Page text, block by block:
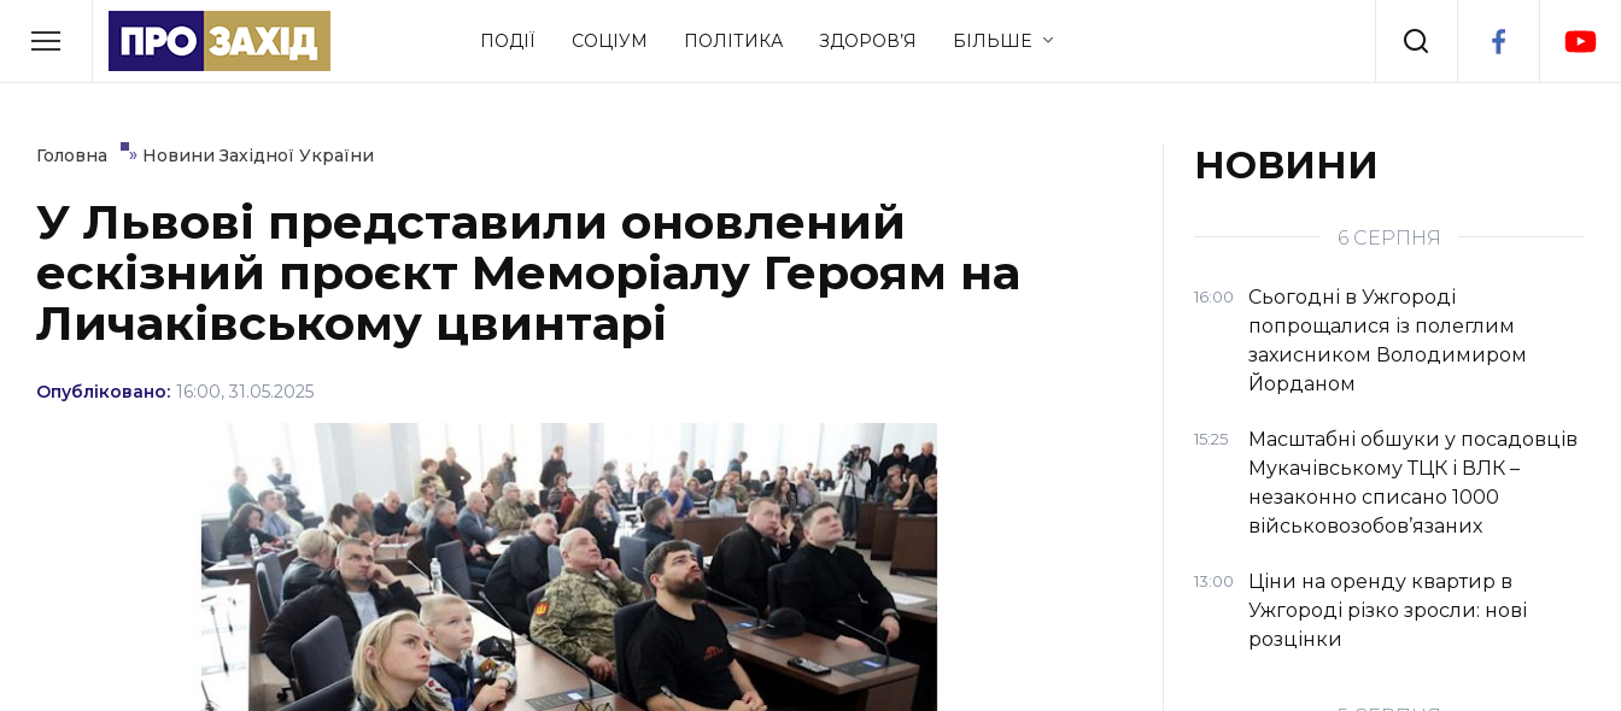
ПОДІЇ СОЦІУМ ПОЛІТИКА ЗДОРОВ’Я БІЛЬШЕ
РУБРИКИ
Економіка Здоров’я Події
Політика Соціум Спорт
Втрачений Ужгород
ЗАКАРПАТСЬКІ НОВИНИ
НОВИНИ ЗАХІДНОЇ УКРАЇНИ
Головна » Новини Західної України
У Львові представили оновлений
ескізний проєкт Меморіалу Героям на
Личаківському цвинтарі
Опубліковано: 16:00, 31.05.2025
НОВИНИ
6 СЕРПНЯ
16:00
Сьогодні в Ужгороді
попрощалися із полеглим
захисником Володимиром
Йорданом
15:25
Масштабні обшуки у посадовців
Мукачівському ТЦК і ВЛК –
незаконно списано 1000
військовозобов’язаних
13:00
Ціни на оренду квартир в
Ужгороді різко зросли: нові
розцінки